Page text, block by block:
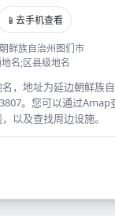
📱 去手机查看
鲜族自治州图们市
名;区县级地名
，地址为延边朝鲜族
。您可以通过
以及查找周边设施。